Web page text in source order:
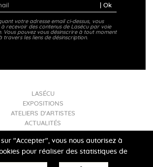
| Ok
votre adresse email ci-dessus, vous
à recevoir des contenus de Lasécu par voie
Vous pouvez vous désinscrire à tout moment
travers les liens de désinscription.
LASÉCU
EXPOSITIONS
ATELIERS D'ARTISTES
ACTUALITÉS
"Accepter", vous nous autorisez à
pour réaliser des statistiques de